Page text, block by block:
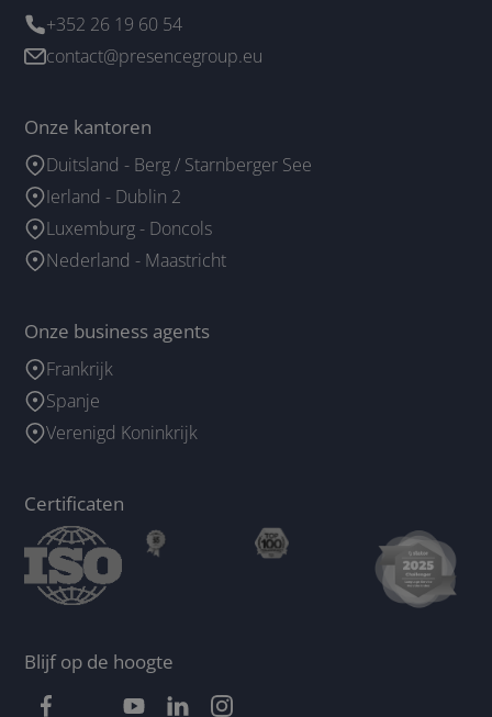
+352 26 19 60 54
contact@presencegroup.eu
Onze kantoren
Duitsland - Berg / Starnberger See
Ierland - Dublin 2
Luxemburg - Doncols
Nederland - Maastricht
Onze business agents
Frankrijk
Spanje
Verenigd Koninkrijk
Certificaten
Blijf op de hoogte